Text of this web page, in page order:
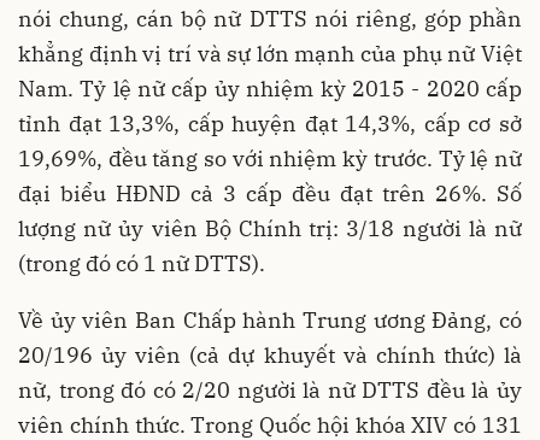
nói chung, cán bộ nữ DTTS nói riêng, góp phần
khẳng định vị trí và sự lớn mạnh của phụ nữ Việt
Nam. Tỷ lệ nữ cấp ủy nhiệm kỳ 2015 - 2020 cấp
tỉnh đạt 13,3%, cấp huyện đạt 14,3%, cấp cơ sở
19,69%, đều tăng so với nhiệm kỳ trước. Tỷ lệ nữ
đại biểu HĐND cả 3 cấp đều đạt trên 26%. Số
lượng nữ ủy viên Bộ Chính trị: 3/18 người là nữ
(trong đó có 1 nữ DTTS).
Về ủy viên Ban Chấp hành Trung ương Đảng, có
20/196 ủy viên (cả dự khuyết và chính thức) là
nữ, trong đó có 2/20 người là nữ DTTS đều là ủy
viên chính thức. Trong Quốc hội khóa XIV có 131